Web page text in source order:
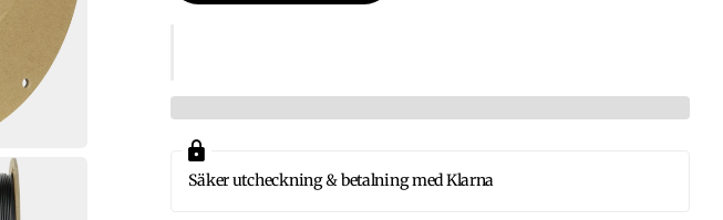
Säker utcheckning & betalning med Klarna